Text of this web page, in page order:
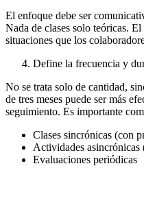
El enfoque debe ser
Nada de clases solo teóricas.
situaciones que los
Define la frecuencia y
No se trata solo de cantidad,
de tres meses puede ser más
seguimiento. Es importante
Clases sincrónicas (con
Actividades asincrónicas
Evaluaciones periódicas